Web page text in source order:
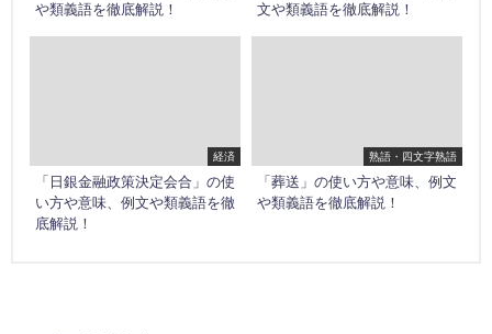
や類義語を徹底解説！
文や類義語を徹底解説！
経済
「日銀金融政策決定会合」の使
い方や意味、例文や類義語を徹
底解説！
熟語・四文字熟語
「葬送」の使い方や意味、例文
や類義語を徹底解説！